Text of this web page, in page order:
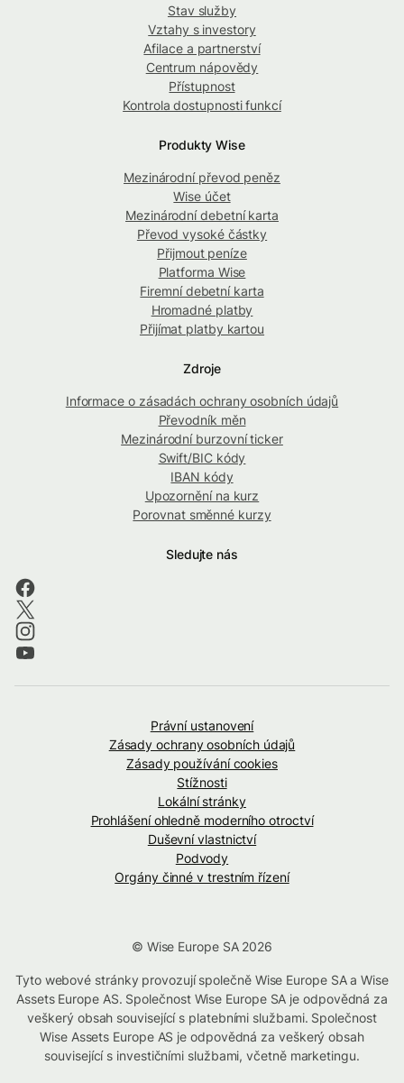
Stav služby
Vztahy s investory
Afilace a partnerství
Centrum nápovědy
Přístupnost
Kontrola dostupnosti funkcí
Produkty Wise
Mezinárodní převod peněz
Wise účet
Mezinárodní debetní karta
Převod vysoké částky
Přijmout peníze
Platforma Wise
Firemní debetní karta
Hromadné platby
Přijímat platby kartou
Zdroje
Informace o zásadách ochrany osobních údajů
Převodník měn
Mezinárodní burzovní ticker
Swift/BIC kódy
IBAN kódy
Upozornění na kurz
Porovnat směnné kurzy
Sledujte nás
Právní ustanovení
Zásady ochrany osobních údajů
Zásady používání cookies
Stížnosti
Lokální stránky
Prohlášení ohledně moderního otroctví
Duševní vlastnictví
Podvody
Orgány činné v trestním řízení
© Wise Europe SA 2026
Tyto webové stránky provozují společně Wise Europe SA a Wise
Assets Europe AS. Společnost Wise Europe SA je odpovědná za
veškerý obsah související s platebními službami. Společnost
Wise Assets Europe AS je odpovědná za veškerý obsah
související s investičními službami, včetně marketingu.